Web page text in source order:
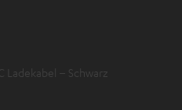
Ladekabel – Schwarz